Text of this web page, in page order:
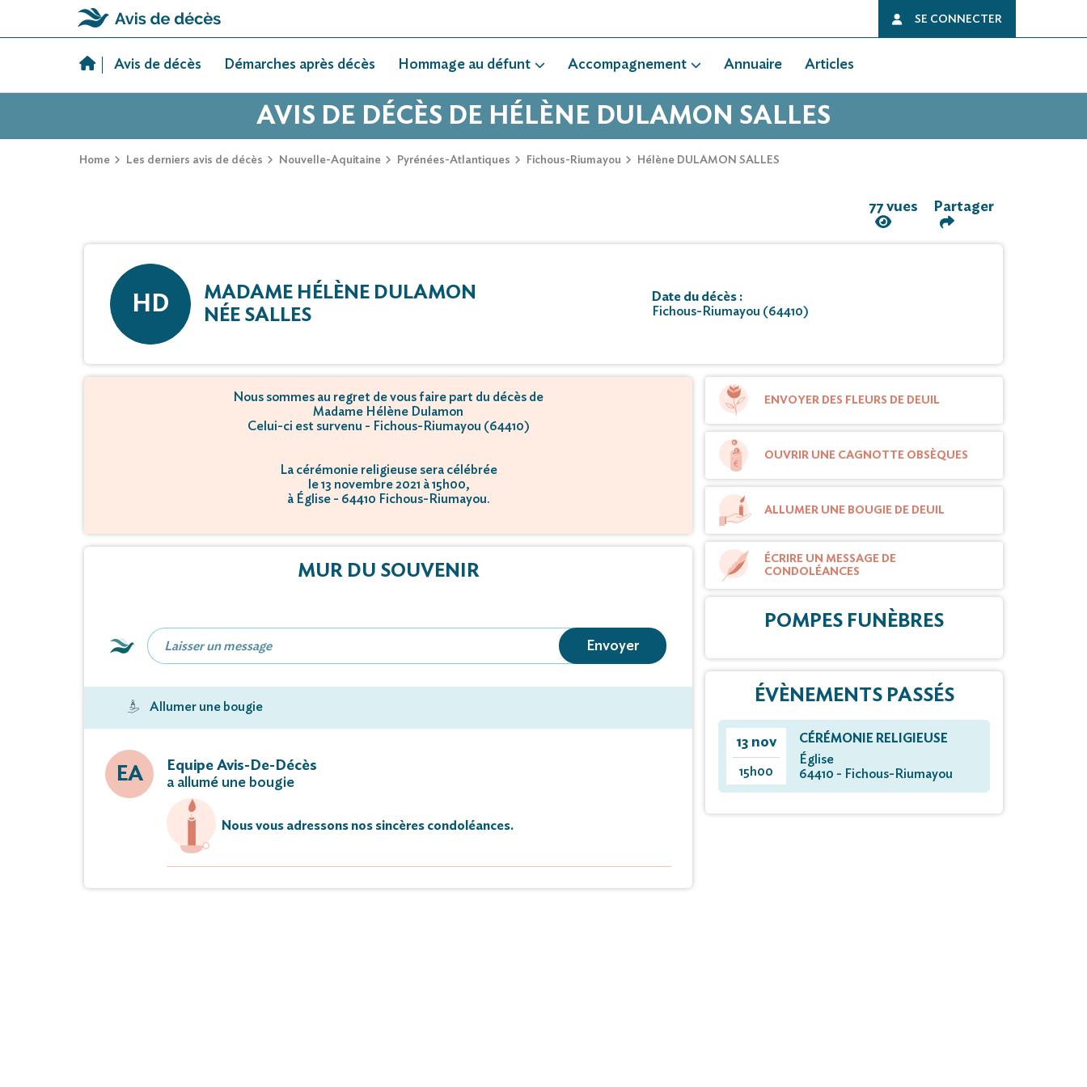
SE CONNECTER
Avis de décès Démarches après décès Hommage au défunt Accompagnement Annuaire Articles
AVIS DE DÉCÈS DE HÉLÈNE DULAMON SALLES
Home Les derniers avis de décès Nouvelle-Aquitaine Pyrénées-Atlantiques Fichous-Riumayou Hélène DULAMON SALLES
77 vues Partager
HD
MADAME HÉLÈNE DULAMON
NÉE SALLES
Date du décès :
Fichous-Riumayou (64410)
Nous sommes au regret de vous faire part du décès de
Madame Hélène Dulamon
Celui-ci est survenu - Fichous-Riumayou (64410)
La cérémonie religieuse sera célébrée
le 13 novembre 2021 à 15h00,
à Église - 64410 Fichous-Riumayou.
MUR DU SOUVENIR
Envoyer
Allumer une bougie
EA
Equipe Avis-De-Décès
a allumé une bougie
Nous vous adressons nos sincères condoléances.
ENVOYER DES FLEURS DE DEUIL
OUVRIR UNE CAGNOTTE OBSÈQUES
ALLUMER UNE BOUGIE DE DEUIL
ÉCRIRE UN MESSAGE DE
CONDOLÉANCES
POMPES FUNÈBRES
ÉVÈNEMENTS PASSÉS
13 nov
15h00
CÉRÉMONIE RELIGIEUSE
Église
64410 - Fichous-Riumayou